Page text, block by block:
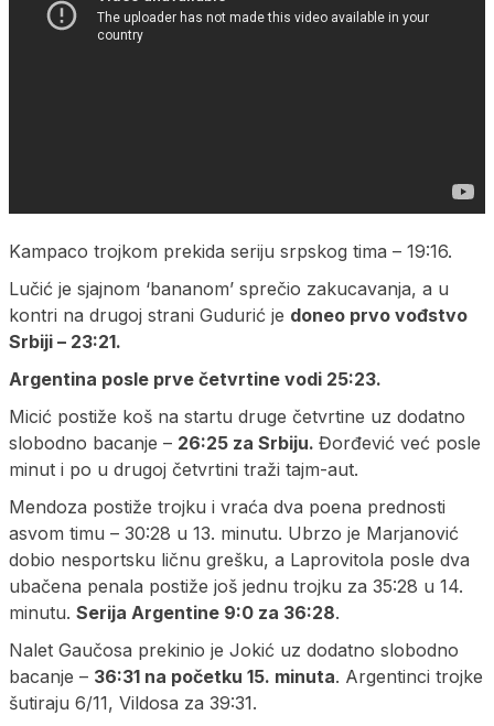
Kampaco trojkom prekida seriju srpskog tima – 19:16.
Lučić je sjajnom ‘bananom’ sprečio zakucavanja, a u
kontri na drugoj strani Gudurić je doneo prvo vođstvo
Srbiji – 23:21.
Argentina posle prve četvrtine vodi 25:23.
Micić postiže koš na startu druge četvrtine uz dodatno
slobodno bacanje – 26:25 za Srbiju. Đorđević već posle
minut i po u drugoj četvrtini traži tajm-aut.
Mendoza postiže trojku i vraća dva poena prednosti
asvom timu – 30:28 u 13. minutu. Ubrzo je Marjanović
dobio nesportsku ličnu grešku, a Laprovitola posle dva
ubačena penala postiže još jednu trojku za 35:28 u 14.
minutu. Serija Argentine 9:0 za 36:28.
Nalet Gaučosa prekinio je Jokić uz dodatno slobodno
bacanje – 36:31 na početku 15. minuta. Argentinci trojke
šutiraju 6/11, Vildosa za 39:31.